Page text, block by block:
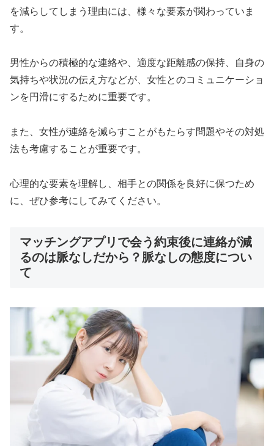
を減らしてしまう理由には、様々な要素が関わっていま
す。
男性からの積極的な連絡や、適度な距離感の保持、自身の
気持ちや状況の伝え方などが、女性とのコミュニケーショ
ンを円滑にするために重要です。
また、女性が連絡を減らすことがもたらす問題やその対処
法も考慮することが重要です。
心理的な要素を理解し、相手との関係を良好に保つため
に、ぜひ参考にしてみてください。
マッチングアプリで会う約束後に連絡が減
るのは脈なしだから？脈なしの態度につい
て